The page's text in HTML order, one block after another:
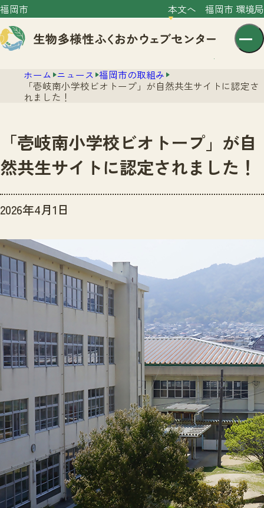
福岡市 本文へ 福岡市 環境局
文字サイズ 小 中 大
センター紹介
サイトポリシー
プライバシーポリシー
ニュース
いきものガイド
いきものガイドTOP
注目のいきもの
生物多様性のめぐみ
いきもの図鑑
おでかけコース
保全アクション
イベント
いきもの調査隊
調査レポート
調査レポートTOP
調査結果
ふくおかいきものマップ
マッチング
マッチングTOP
掲載申し込みフォーム
お問合せ
ホーム ニュース 福岡市の取組み
「壱岐南小学校ビオトープ」が自然共生サイトに認定さ
れました！
「壱岐南小学校ビオトープ」が自
然共生サイトに認定されました！
2026年4月1日